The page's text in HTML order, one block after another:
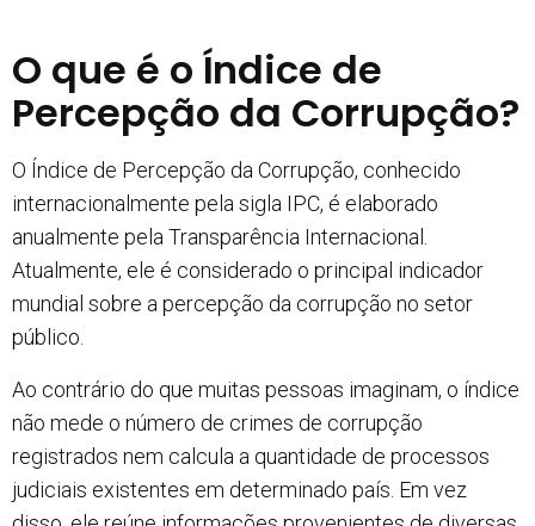
O que é o Índice de
Percepção da Corrupção?
O Índice de Percepção da Corrupção, conhecido
internacionalmente pela sigla IPC, é elaborado
anualmente pela Transparência Internacional.
Atualmente, ele é considerado o principal indicador
mundial sobre a percepção da corrupção no setor
público.
Ao contrário do que muitas pessoas imaginam, o índice
não mede o número de crimes de corrupção
registrados nem calcula a quantidade de processos
judiciais existentes em determinado país. Em vez